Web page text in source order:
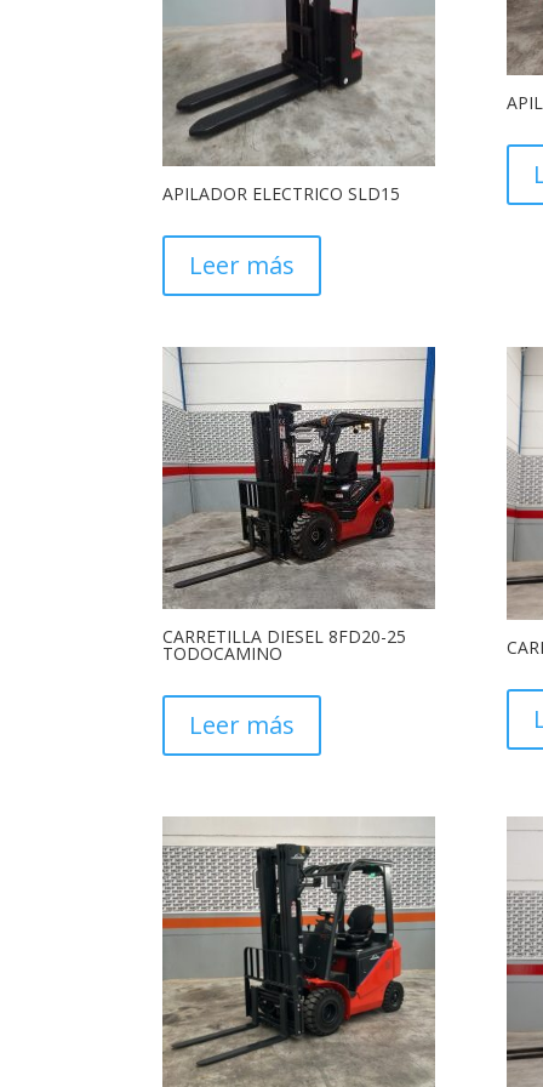
APILADOR ELECTRICO SLD15
Leer más
CARRETILLA DIESEL 8FD20-25
TODOCAMINO
Leer más